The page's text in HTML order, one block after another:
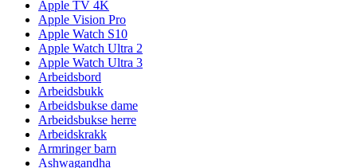
Apple TV 4K
Apple Vision Pro
Apple Watch S10
Apple Watch Ultra 2
Apple Watch Ultra 3
Arbeidsbord
Arbeidsbukk
Arbeidsbukse dame
Arbeidsbukse herre
Arbeidskrakk
Armringer barn
Ashwagandha